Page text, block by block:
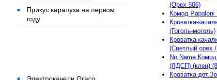
Прикус карапуза на первом
году
(Орех 506)
Комод Papaloni
Кроватка-
(Гоголь-моголь)
Кроватка-
(Светлый орех
No Name
(ЛДСП) (клен)
Кроватка